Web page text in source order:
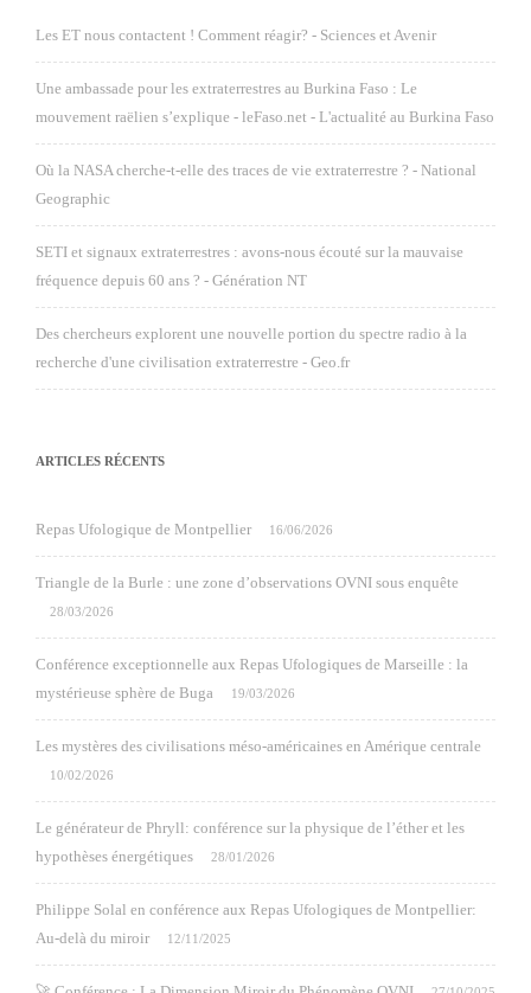
Les ET nous contactent ! Comment réagir? - Sciences et Avenir
Une ambassade pour les extraterrestres au Burkina Faso : Le
mouvement raëlien s’explique - leFaso.net - L'actualité au Burkina Faso
Où la NASA cherche-t-elle des traces de vie extraterrestre ? - National
Geographic
SETI et signaux extraterrestres : avons-nous écouté sur la mauvaise
fréquence depuis 60 ans ? - Génération NT
Des chercheurs explorent une nouvelle portion du spectre radio à la
recherche d'une civilisation extraterrestre - Geo.fr
ARTICLES RÉCENTS
Repas Ufologique de Montpellier 16/06/2026
Triangle de la Burle : une zone d’observations OVNI sous enquête
28/03/2026
Conférence exceptionnelle aux Repas Ufologiques de Marseille : la
mystérieuse sphère de Buga
19/03/2026
Les mystères des civilisations méso-américaines en Amérique centrale
10/02/2026
Le générateur de Phryll: conférence sur la physique de l’éther et les
hypothèses énergétiques
28/01/2026
Philippe Solal en conférence aux Repas Ufologiques de Montpellier:
Au-delà du miroir
12/11/2025